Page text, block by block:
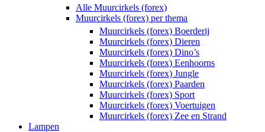
Alle Muurcirkels (forex)
Muurcirkels (forex) per thema
Muurcirkels (forex) Boerderij
Muurcirkels (forex) Dieren
Muurcirkels (forex) Dino’s
Muurcirkels (forex) Eenhoorns
Muurcirkels (forex) Jungle
Muurcirkels (forex) Paarden
Muurcirkels (forex) Sport
Muurcirkels (forex) Voertuigen
Muurcirkels (forex) Zee en Strand
Lampen